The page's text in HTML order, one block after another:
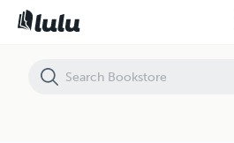
Le indiscrete pieghe dello spazio -